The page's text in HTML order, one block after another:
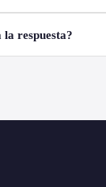
respuesta?